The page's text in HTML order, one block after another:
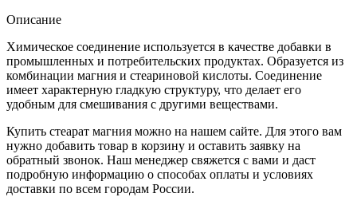
Описание
Химическое соединение используется в качестве добавки в
промышленных и потребительских продуктах. Образуется из
комбинации магния и стеариновой кислоты. Соединение
имеет характерную гладкую структуру, что делает его
удобным для смешивания с другими веществами.
Купить стеарат магния можно на нашем сайте. Для этого вам
нужно добавить товар в корзину и оставить заявку на
обратный звонок. Наш менеджер свяжется с вами и даст
подробную информацию о способах оплаты и условиях
доставки по всем городам России.